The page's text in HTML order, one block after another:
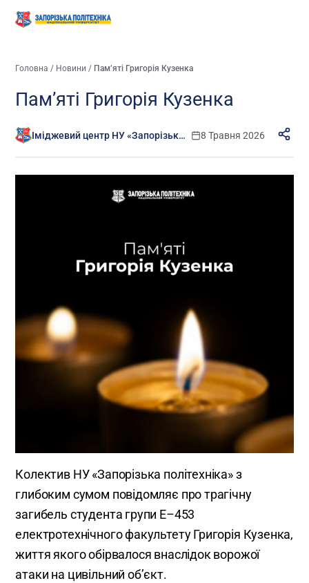
Головна / Новини / Пам’яті Григорія Кузенка
Пам’яті Григорія Кузенка
Іміджевий центр НУ «Запорізька політехніка» 8 Травня 2026
Колектив НУ «Запорізька політехніка» з
глибоким сумом повідомляє про трагічну
загибель студента групи Е–453
електротехнічного факультету Григорія Кузенка,
життя якого обірвалося внаслідок ворожої
атаки на цивільний об’єкт.